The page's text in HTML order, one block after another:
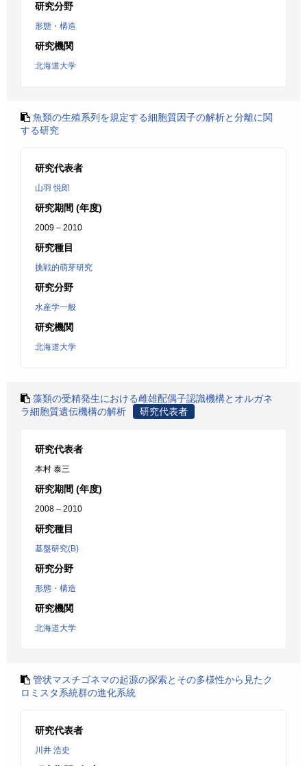
研究分野
形態・構造
研究機関
北海道大学
魚類の生殖系列を規定する細胞質因子の解析と分離に関
する研究
研究代表者
山羽 悦郎
研究期間 (年度)
2009 – 2010
研究種目
挑戦的萌芽研究
研究分野
水産学一般
研究機関
北海道大学
藻類の受精発生における雌雄配偶子認識機構とオルガネ
ラ細胞質遺伝機構の解析
研究代表者
研究代表者
本村 泰三
研究期間 (年度)
2008 – 2010
研究種目
基盤研究(B)
研究分野
形態・構造
研究機関
北海道大学
管状マスチゴネマの起源の探索とその多様性から見たク
ロミスタ系統群の進化系統
研究代表者
川井 浩史